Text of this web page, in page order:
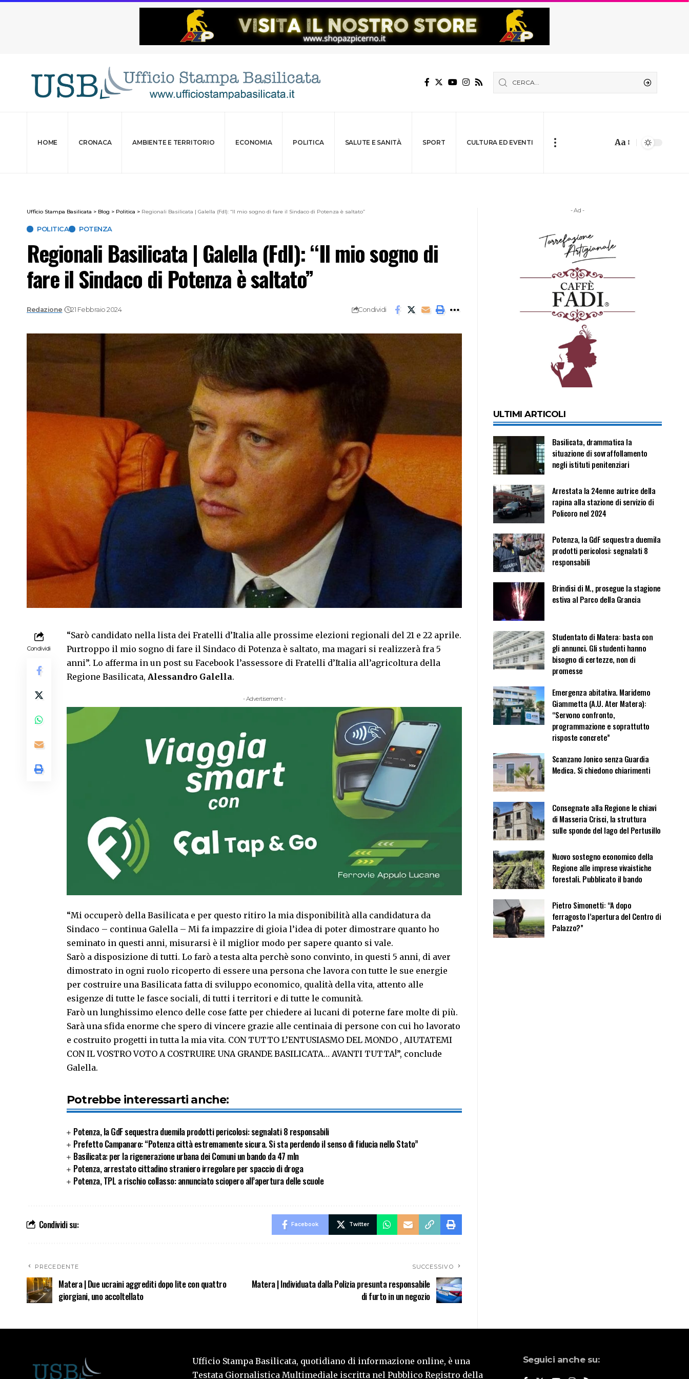
HOME CRONACA AMBIENTE E TERRITORIO ECONOMIA POLITICA SALUTE E SANITÀ SPORT CULTURA ED EVENTI Aa
Ufficio Stampa Basilicata > Blog > Politica > Regionali Basilicata | Galella (FdI): “Il mio sogno di fare il Sindaco di Potenza è saltato”
POLITICA POTENZA
Regionali Basilicata | Galella (FdI): “Il mio sogno di
fare il Sindaco di Potenza è saltato”
Redazione 21 Febbraio 2024 Condividi
Condividi
“Sarò candidato nella lista dei Fratelli d’Italia alle prossime elezioni regionali del 21 e 22 aprile.
Purtroppo il mio sogno di fare il Sindaco di Potenza è saltato, ma magari si realizzerà fra 5
anni”. Lo afferma in un post su Facebook l’assessore di Fratelli d’Italia all’agricoltura della
Regione Basilicata, Alessandro Galella.
- Advertisement -
“Mi occuperò della Basilicata e per questo ritiro la mia disponibilità alla candidatura da
Sindaco – continua Galella – Mi fa impazzire di gioia l’idea di poter dimostrare quanto ho
seminato in questi anni, misurarsi è il miglior modo per sapere quanto si vale.
Sarò a disposizione di tutti. Lo farò a testa alta perchè sono convinto, in questi 5 anni, di aver
dimostrato in ogni ruolo ricoperto di essere una persona che lavora con tutte le sue energie
per costruire una Basilicata fatta di sviluppo economico, qualità della vita, attento alle
esigenze di tutte le fasce sociali, di tutti i territori e di tutte le comunità.
Farò un lunghissimo elenco delle cose fatte per chiedere ai lucani di poterne fare molte di più.
Sarà una sfida enorme che spero di vincere grazie alle centinaia di persone con cui ho lavorato
e costruito progetti in tutta la mia vita. CON TUTTO L’ENTUSIASMO DEL MONDO , AIUTATEMI
CON IL VOSTRO VOTO A COSTRUIRE UNA GRANDE BASILICATA… AVANTI TUTTA!”, conclude
Galella.
Potrebbe interessarti anche:
Potenza, la GdF sequestra duemila prodotti pericolosi: segnalati 8 responsabili
Prefetto Campanaro: “Potenza città estremamente sicura. Si sta perdendo il senso di fiducia nello Stato”
Basilicata: per la rigenerazione urbana dei Comuni un bando da 47 mln
Potenza, arrestato cittadino straniero irregolare per spaccio di droga
Potenza, TPL a rischio collasso: annunciato sciopero all’apertura delle scuole
Condividi su: Facebook Twitter
PRECEDENTE
Matera | Due ucraini aggrediti dopo lite con quattro
giorgiani, uno accoltellato
SUCCESSIVO
Matera | Individuata dalla Polizia presunta responsabile
di furto in un negozio
- Ad -
ULTIMI ARTICOLI
Basilicata, drammatica la
situazione di sovraffollamento
negli istituti penitenziari
Arrestata la 24enne autrice della
rapina alla stazione di servizio di
Policoro nel 2024
Potenza, la GdF sequestra duemila
prodotti pericolosi: segnalati 8
responsabili
Brindisi di M., prosegue la stagione
estiva al Parco della Grancia
Studentato di Matera: basta con
gli annunci. Gli studenti hanno
bisogno di certezze, non di
promesse
Emergenza abitativa. Maridemo
Giammetta (A.U. Ater Matera):
“Servono confronto,
programmazione e soprattutto
risposte concrete”
Scanzano Jonico senza Guardia
Medica. Si chiedono chiarimenti
Consegnate alla Regione le chiavi
di Masseria Crisci, la struttura
sulle sponde del lago del Pertusillo
Nuovo sostegno economico della
Regione alle imprese vivaistiche
forestali. Pubblicato il bando
Pietro Simonetti: “A dopo
ferragosto l’apertura del Centro di
Palazzo?”
Ufficio Stampa Basilicata, quotidiano di informazione online, è una
Testata Giornalistica Multimediale iscritta nel Pubblico Registro della
Seguici anche su: